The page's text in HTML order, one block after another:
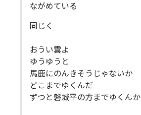
ながめている
同じく
おうい雲よ
ゆうゆうと
馬鹿にのんきそうじゃないか
どこまでゆくんだ
ずつと磐城平の方までゆくんか